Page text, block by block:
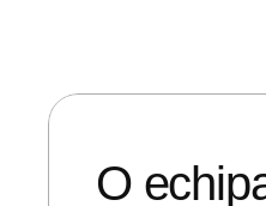
O